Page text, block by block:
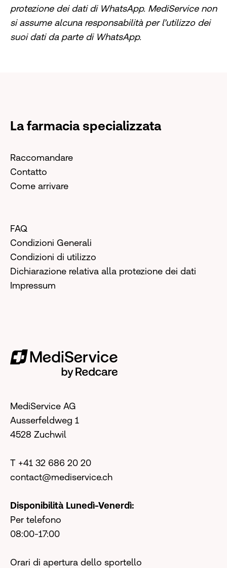
protezione dei dati di WhatsApp. MediService non
si assume alcuna responsabilità per l’utilizzo dei
suoi dati da parte di WhatsApp.
La farmacia specializzata
Raccomandare
Contatto
Come arrivare
FAQ
Condizioni Generali
Condizioni di utilizzo
Dichiarazione relativa alla protezione dei dati
Impressum
MediService AG
Ausserfeldweg 1
4528 Zuchwil
T +41 32 686 20 20
contact@mediservice.ch
Disponibilità Lunedì-Venerdì:
Per telefono
08:00-17:00
Orari di apertura dello sportello